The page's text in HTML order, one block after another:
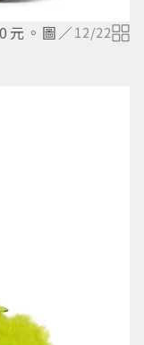
元。圖／ 12/22